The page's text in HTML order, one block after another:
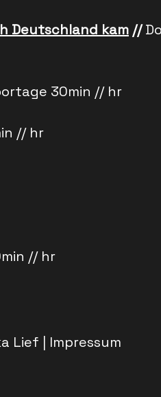
Deutschland kam //
30min // hr
// hr
// hr
Lief | Impressum